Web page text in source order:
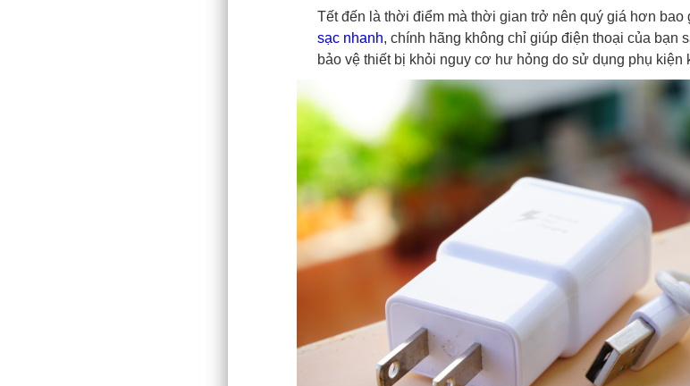
Tết đến là thời điểm mà thời gian trở nên quý giá hơn bao
sạc nhanh, chính hãng không chỉ giúp điện thoại của bạn
bảo vệ thiết bị khỏi nguy cơ hư hỏng do sử dụng phụ kiện